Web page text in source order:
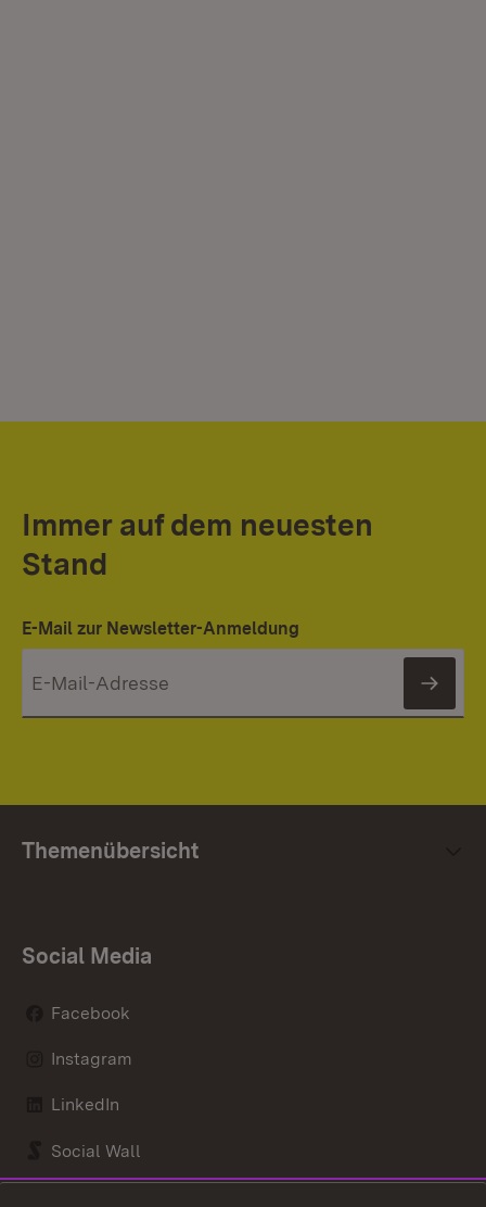
Immer auf dem neuesten
Stand
E-Mail zur Newsletter-Anmeldung
Themenübersicht
Social Media
Facebook
Instagram
LinkedIn
Social Wall